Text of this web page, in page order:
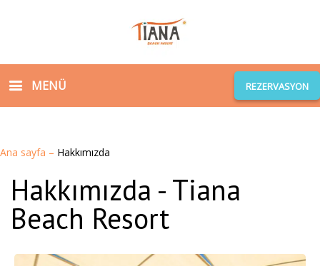
MENÜ REZERVASYON
Ana sayfa – Hakkımızda
Hakkımızda - Tiana
Beach Resort